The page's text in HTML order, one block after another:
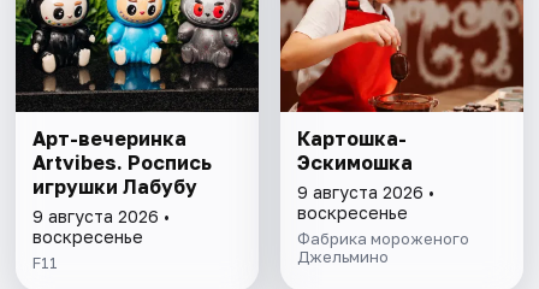
Арт-вечеринка
Artvibes. Роспись
игрушки Лабубу
9 августа 2026 •
воскресенье
F11
Картошка-
Эскимошка
9 августа 2026 •
воскресенье
Фабрика мороженого
Джельмино